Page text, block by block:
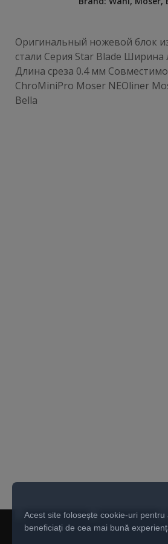
Оригинальный ножевой блок
стали Серия Star Blade Ширина
Длина среза 0.4 мм
ChroMiniPro Moser NEOliner
Bella
Acest site folosește cookie-uri pentru
beneficiați de cea mai bună